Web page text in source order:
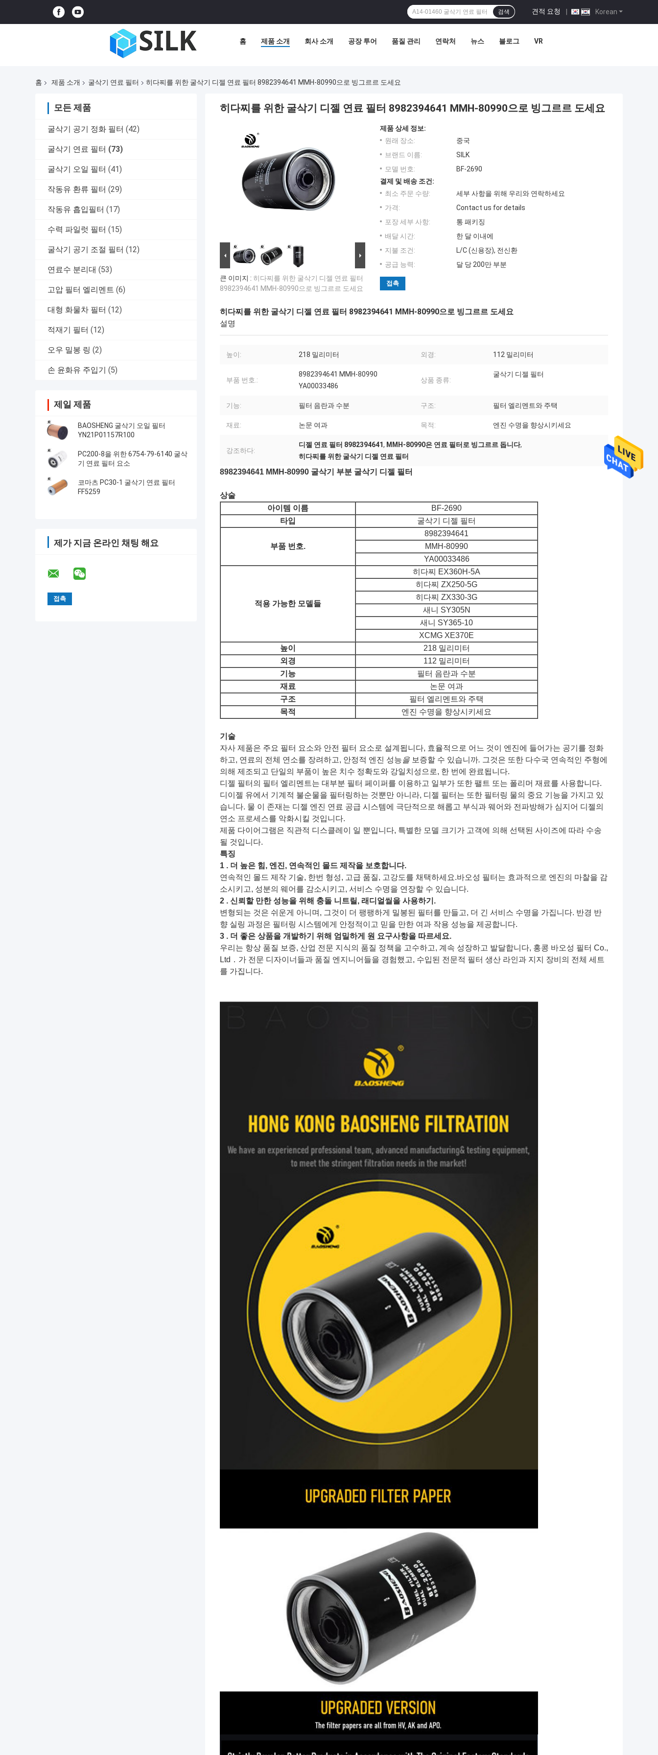
Korean
견적 요청 |
검색
홈 제품 소개 회사 소개 공장 투어 품질 관리 연락처 뉴스 블로그 VR
홈 제품 소개 굴삭기 연료 필터 히다찌를 위한 굴삭기 디젤 연료 필터 8982394641 MMH-80990으로 빙그르르 도세요
모든 제품
굴삭기 공기 정화 필터 (42)
굴삭기 연료 필터 (73)
굴삭기 오일 필터 (41)
작동유 환류 필터 (29)
작동유 흡입필터 (17)
수력 파일럿 필터 (15)
굴삭기 공기 조절 필터 (12)
연료수 분리대 (53)
고압 필터 엘리멘트 (6)
대형 화물차 필터 (12)
적재기 필터 (12)
오우 밀봉 링 (2)
손 윤화유 주입기 (5)
제일 제품
BAOSHENG 굴삭기 오일 필터
YN21P01157R100
PC200-8을 위한 6754-79-6140 굴삭
기 연료 필터 요소
코마츠 PC30-1 굴삭기 연료 필터
FF5259
제가 지금 온라인 채팅 해요
히다찌를 위한 굴삭기 디젤 연료 필터 8982394641 MMH-80990으로 빙그르르 도세요
큰 이미지 : 히다찌를 위한 굴삭기 디젤 연료 필터
8982394641 MMH-80990으로 빙그르르 도세요
제품 상세 정보:
원래 장소:
중국
브랜드 이름:
SILK
모델 번호:
BF-2690
결제 및 배송 조건:
최소 주문 수량:
세부 사항을 위해 우리와 연락하세요
가격:
Contact us for details
포장 세부 사항:
통 패키징
배달 시간:
한 달 이내에
지불 조건:
L/C (신용장), 전신환
공급 능력:
달 당 200만 부분
접촉
히다찌를 위한 굴삭기 디젤 연료 필터 8982394641 MMH-80990으로 빙그르르 도세요
설명
높이: 218 밀리미터 외경: 112 밀리미터
부품 번호.:
8982394641 MMH-80990
YA00033486
상품 종류:
굴삭기 디젤 필터
기능: 필터 음란과 수분 구조: 필터 엘리멘트와 주택
재료: 논문 여과 목적: 엔진 수명을 향상시키세요
강조하다:
디젤 연료 필터 8982394641, MMH-80990은 연료 필터로 빙그르르 돕니다,
히다찌를 위한 굴삭기 디젤 연료 필터
8982394641 MMH-80990 굴삭기 부분 굴삭기 디젤 필터
상술
아이템 이름
BF-2690
타입
굴삭기 디젤 필터
부품 번호.
8982394641
MMH-80990
YA00033486
적용 가능한 모델들
히다찌 EX360H-5A
히다찌 ZX250-5G
히다찌 ZX330-3G
새니 SY305N
새니 SY365-10
XCMG XE370E
높이
218 밀리미터
외경
112 밀리미터
기능
필터 음란과 수분
재료
논문 여과
구조
필터 엘리멘트와 주택
목적
엔진 수명을 향상시키세요
기술
자사 제품은 주요 필터 요소와 안전 필터 요소로 설계됩니다, 효율적으로 어느 것이 엔진에 들어가는 공기를 정화
하고, 연료의 전체 연소를 장려하고, 안정적 엔진 성능을 보증할 수 있습니까. 그것은 또한 다수국 연속적인 주형에
의해 제조되고 단일의 부품이 높은 치수 정확도와 강일치성으로, 한 번에 완료됩니다.
디젤 필터의 필터 엘리멘트는 대부분 필터 페이퍼를 이용하고 일부가 또한 팰트 또는 폴리머 재료를 사용합니다.
디이젤 유에서 기계적 불순물을 필터링하는 것뿐만 아니라, 디젤 필터는 또한 필터링 물의 중요 기능을 가지고 있
습니다. 물 이 존재는 디젤 엔진 연료 공급 시스템에 극단적으로 해롭고 부식과 웨어와 전파방해가 심지어 디젤의
연소 프로세스를 악화시킬 것입니다.
제품 다이어그램은 직관적 디스클레이 일 뿐입니다, 특별한 모델 크기가 고객에 의해 선택된 사이즈에 따라 수송
될 것입니다.
특징
1 . 더 높은 힘, 엔진, 연속적인 몰드 제작을 보호합니다.
연속적인 몰드 제작 기술, 한번 형성, 고급 품질, 고강도를 채택하세요.바오성 필터는 효과적으로 엔진의 마찰을 감
소시키고, 성분의 웨어를 감소시키고, 서비스 수명을 연장할 수 있습니다.
2 . 신뢰할 만한 성능을 위해 충돌 니트릴 , 래디얼씰을 사용하기 .
변형되는 것은 쉬운게 아니며, 그것이 더 팽팽하게 밀봉된 필터를 만들고, 더 긴 서비스 수명을 가집니다. 반경 반
향 실링 과정은 필터링 시스템에게 안정적이고 믿을 만한 여과 작용 성능을 제공합니다.
3 . 더 좋은 상품을 개발하기 위해 엄밀하게 원 요구사항을 따르세요.
우리는 항상 품질 보증, 산업 전문 지식의 품질 정책을 고수하고, 계속 성장하고 발달합니다, 홍콩 바오성 필터 Co.,
Ltd．가 전문 디자이너들과 품질 엔지니어들을 경험했고, 수입된 전문적 필터 생산 라인과 지지 장비의 전체 세트
를 가집니다.